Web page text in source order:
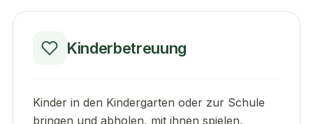
Kinderbetreuung
Kinder in den Kindergarten oder zur Schule
bringen und abholen, mit ihnen spielen,